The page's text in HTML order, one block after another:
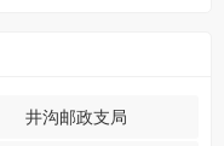
井沟邮政支局